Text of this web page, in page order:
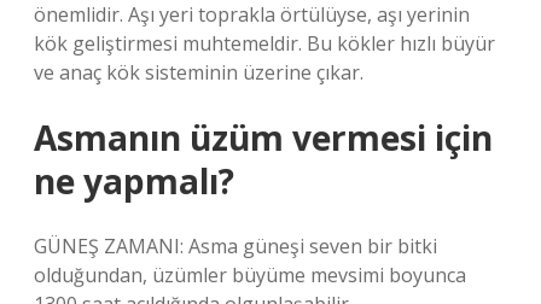
önemlidir. Aşı yeri toprakla örtülüyse, aşı yerinin
kök geliştirmesi muhtemeldir. Bu kökler hızlı büyür
ve anaç kök sisteminin üzerine çıkar.
Asmanın üzüm vermesi için
ne yapmalı?
GÜNEŞ ZAMANI: Asma güneşi seven bir bitki
olduğundan, üzümler büyüme mevsimi boyunca